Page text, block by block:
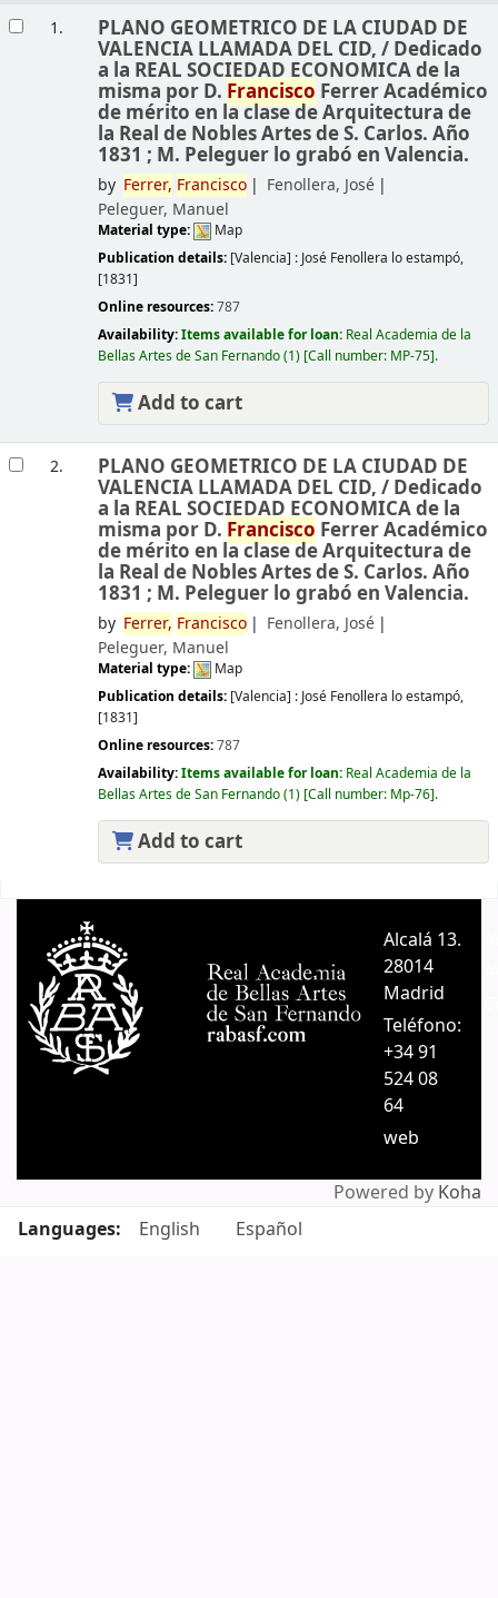
1. PLANO GEOMETRICO DE LA CIUDAD DE
VALENCIA LLAMADA DEL CID, / Dedicado
a la REAL SOCIEDAD ECONOMICA de la
misma por D. Francisco Ferrer Académico
de mérito en la clase de Arquitectura de
la Real de Nobles Artes de S. Carlos. Año
1831 ; M. Peleguer lo grabó en Valencia.
by Ferrer, Francisco
Fenollera, José
Peleguer, Manuel
Material type:
Map
Publication details: [Valencia] : José Fenollera lo estampó,
[1831]
Online resources:787
Availability:Items available for loan: Real Academia de la
Bellas Artes de San Fernando(1) Call number: MP-75 .
Add to cart
2. PLANO GEOMETRICO DE LA CIUDAD DE
VALENCIA LLAMADA DEL CID, / Dedicado
a la REAL SOCIEDAD ECONOMICA de la
misma por D. Francisco Ferrer Académico
de mérito en la clase de Arquitectura de
la Real de Nobles Artes de S. Carlos. Año
1831 ; M. Peleguer lo grabó en Valencia.
by Ferrer, Francisco
Fenollera, José
Peleguer, Manuel
Material type:
Map
Publication details: [Valencia] : José Fenollera lo estampó,
[1831]
Online resources:787
Availability:Items available for loan: Real Academia de la
Bellas Artes de San Fernando(1) Call number: Mp-76 .
Add to cart
Alcalá 13.
28014
Madrid
Teléfono:
+34 91
524 08
64
web
Powered by Koha
Languages:
English Español